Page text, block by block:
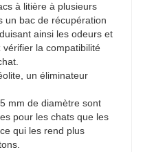
à litière à plusieurs
un bac de récupération
ainsi les odeurs et
vérifier la compatibilité
un éliminateur
mm de diamètre sont
pour les chats que les
qui les rend plus